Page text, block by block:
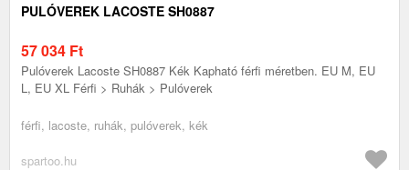
PULÓVEREK LACOSTE SH0887
57 034 Ft
Pulóverek Lacoste SH0887 Kék Kapható férfi méretben. EU M, EU
L, EU XL Férfi > Ruhák > Pulóverek
férfi, lacoste, ruhák, pulóverek, kék
spartoo.hu